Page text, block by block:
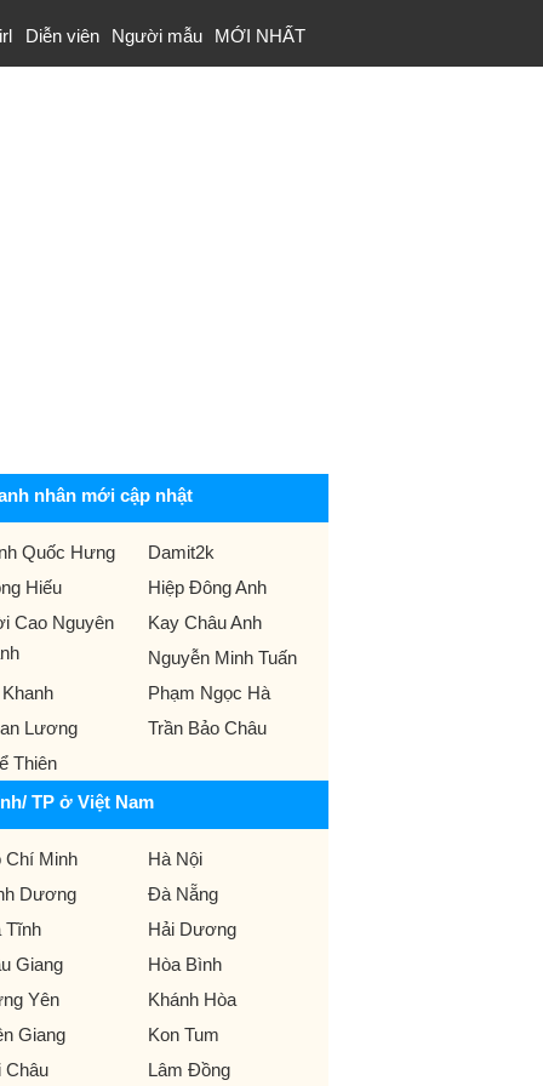
Diễn viên Người mẫu MỚI NHẤT
nhân mới cập nhật
Quốc Hưng
Damit2k
Hiếu
Hiệp Đông Anh
Cao Nguyên
Kay Châu Anh
Nguyễn Minh Tuấn
Phạm Ngọc Hà
Lương
Trần Bảo Châu
Thiên
TP ở Việt Nam
Chí Minh
Hà Nội
Dương
Đà Nẵng
Tĩnh
Hải Dương
Giang
Hòa Bình
Yên
Khánh Hòa
Giang
Kon Tum
Châu
Lâm Đồng